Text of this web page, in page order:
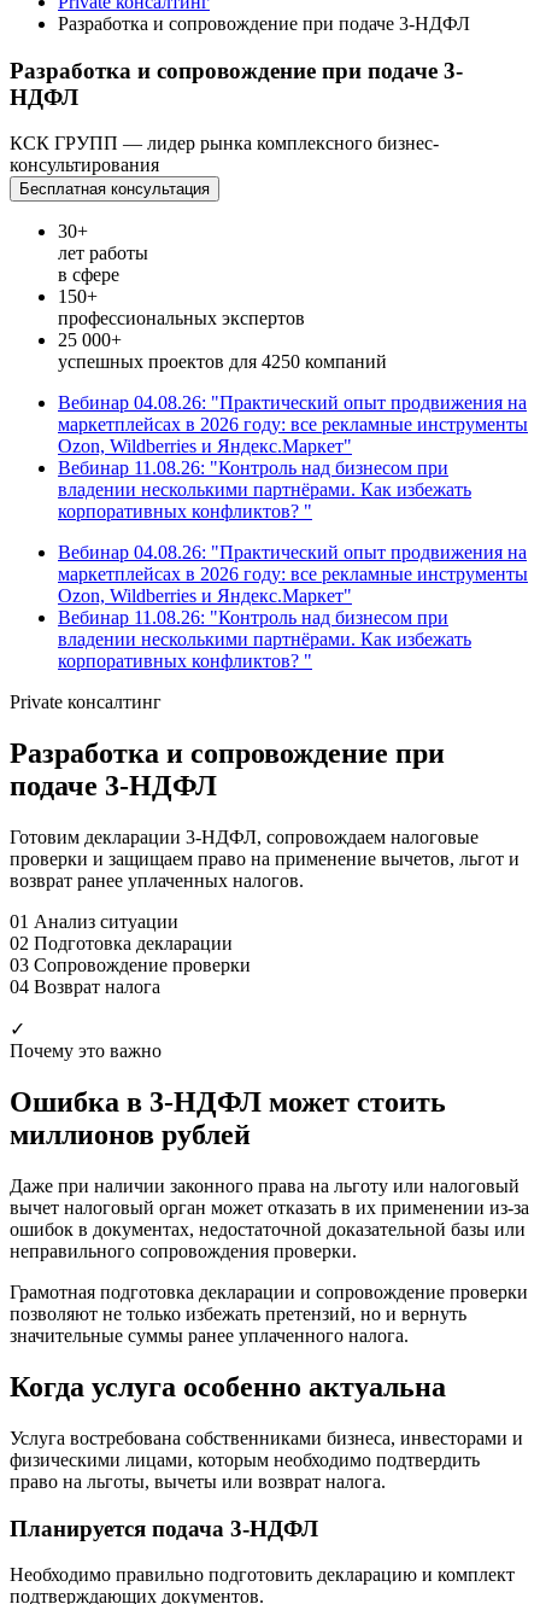
Разработка и сопровождение при подаче 3-НДФЛ
Разработка и сопровождение при подаче 3-
НДФЛ
КСК ГРУПП — лидер рынка комплексного бизнес-
консультирования
Бесплатная консультация
30+
лет работы
в сфере
150+
профессиональных экспертов
25 000+
успешных проектов для 4250 компаний
Вебинар 04.08.26: "Практический опыт продвижения на
маркетплейсах в 2026 году: все рекламные инструменты
Ozon, Wildberries и Яндекс.Маркет"
Вебинар 11.08.26: "Контроль над бизнесом при
владении несколькими партнёрами. Как избежать
корпоративных конфликтов? "
Вебинар 04.08.26: "Практический опыт продвижения на
маркетплейсах в 2026 году: все рекламные инструменты
Ozon, Wildberries и Яндекс.Маркет"
Вебинар 11.08.26: "Контроль над бизнесом при
владении несколькими партнёрами. Как избежать
корпоративных конфликтов? "
Private консалтинг
Разработка и сопровождение при
подаче 3-НДФЛ
Готовим декларации 3-НДФЛ, сопровождаем налоговые
проверки и защищаем право на применение вычетов, льгот и
возврат ранее уплаченных налогов.
01 Анализ ситуации
02 Подготовка декларации
03 Сопровождение проверки
04 Возврат налога
✓
Почему это важно
Ошибка в 3-НДФЛ может стоить
миллионов рублей
Даже при наличии законного права на льготу или налоговый
вычет налоговый орган может отказать в их применении из-за
ошибок в документах, недостаточной доказательной базы или
неправильного сопровождения проверки.
Грамотная подготовка декларации и сопровождение проверки
позволяют не только избежать претензий, но и вернуть
значительные суммы ранее уплаченного налога.
Когда услуга особенно актуальна
Услуга востребована собственниками бизнеса, инвесторами и
физическими лицами, которым необходимо подтвердить
право на льготы, вычеты или возврат налога.
Планируется подача 3-НДФЛ
Необходимо правильно подготовить декларацию и комплект
подтверждающих документов.